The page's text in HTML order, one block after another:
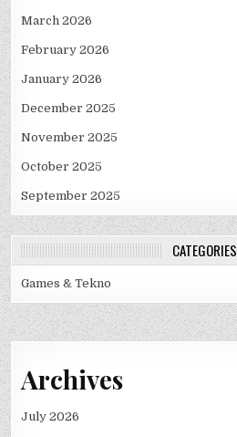
March 2026
February 2026
January 2026
December 2025
November 2025
October 2025
September 2025
CATEGORIES
Games & Tekno
Archives
July 2026